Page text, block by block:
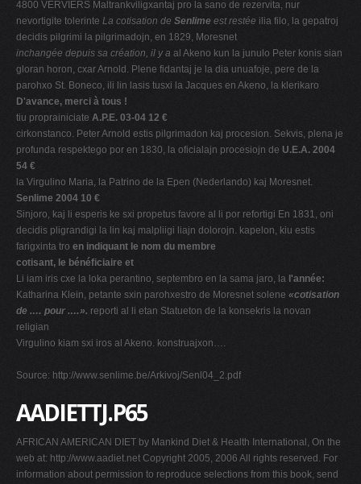
4800 VERVIERS Maltrankviligxantaj pro la sano de rezervita, nur
nevortigite tolerinte La cotisation de Senlime est restée ilia filo, la gepatroj
decidis pilgrimi la pilgrimadojn, en 1829, Moresnet
inchangée depuis sa création, il y a al Akeno kun la junulo Peter konis sian
gloran horon, cxar Arnold. Plene fidantaj je la dia unuafoje, pere de la
parohxo St. Boneco, ili lin lasis tusxi la Jacques en Akeno, la klerikaro
D'avance, merci à tous !
tiu proprainiciate A.P.E. 03-04 12 €
cirkonstanco. Peter Arnold estis pilgrimadon kaj procesion. Sekvis, plena je
profunda respektego por en 1830, la oficialajn procesiojn de U.E.A. 2004
54 €
la Virgulino Maria, la Patrino de la Epen (Nederlando) kaj Moresnet.
Senlime 2004 10 €
Sinjoro, kaj li esperis ke sxi propetus favore al li por refortigi En 1831, oni
decidis pligrandigi la lin kaj malpliigi liajn dolorojn. kapelon, kiu estis
farigxinta tro en indiquant le nom du membre
cotisant, le bénéficiaire et
Li iam iris cxe la loka perantino, septembro en la sama jaro, la l'année:
Katharina Klein, petante sxin parohxestro de Moresnet solene «cotisation
de .… pour .…». reporti al li etan Statueton de la konsekris la novan
religian
Virgulino kiam sxi iros al Akeno. konstruajxon….
Source: http://www.senlime.be/Arkivoj/Senl04_2.pdf
AADIETTJ.P65
AFRICAN AMERICAN DIET by Mankind Diet & Health International, On the
web at: http://www.aadiet.net Copyright 2005, 2006 All rights reserved. For
information about permission to reproduce selections from this book, send